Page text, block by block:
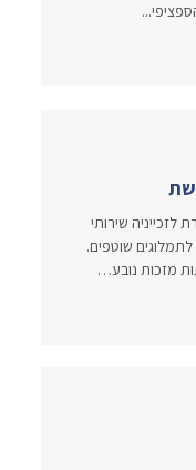
שירותי
שוטפים.
מזכות נובע…